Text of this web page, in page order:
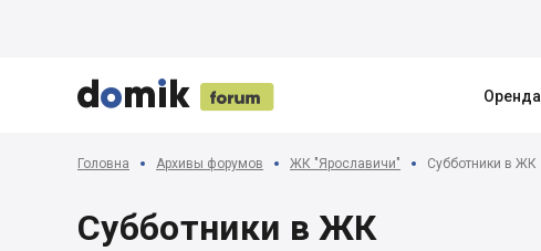


 
 Оренда
Головна Архивы форумов ЖК "Ярославичи" Субботники в ЖК
Субботники в ЖК